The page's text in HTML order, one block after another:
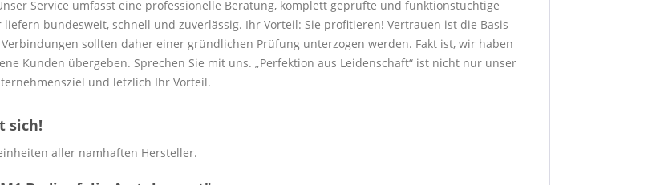
Service umfasst eine professionelle Beratung, komplett geprüfte und funktionstüchtige
bundesweit, schnell und zuverlässig. Ihr Vorteil: Sie profitieren! Vertrauen ist die Basis
sollten daher einer gründlichen Prüfung unterzogen werden. Fakt ist, wir haben
Kunden übergeben. Sprechen Sie mit uns. „Perfektion aus Leidenschaft“ ist nicht nur unser
und letzlich Ihr Vorteil.
sich!
aller namhaften Hersteller.